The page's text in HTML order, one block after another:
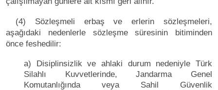
(4) Sözleşmeli erbaş ve erlerin sözleşmeleri,
aşağıdaki nedenlerle sözleşme süresinin bitiminden
önce feshedilir:
a) Disiplinsizlik ve ahlaki durum nedeniyle Türk
Silahlı Kuvvetlerinde, Jandarma Genel
Komutanlığında veya Sahil Güvenlik